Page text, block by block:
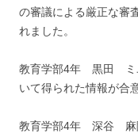
の審議による厳正な審
れました。
教育学部4年 黒田 ミ
いて得られた情報が合
教育学部4年 深谷 麻